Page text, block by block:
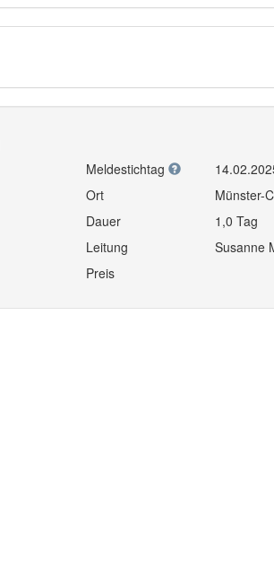
Meldestichtag
Ort
Münster-
Dauer
1,0 Tag
Leitung
Susanne
Preis